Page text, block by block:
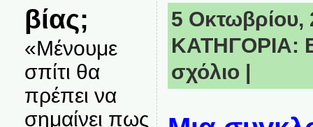
βίας;
«Μένουμε
σπίτι θα
πρέπει να
σημαίνει πως
5 Οκτωβρίου,
ΚΑΤΗΓΟΡΙΑ:
σχόλιο |